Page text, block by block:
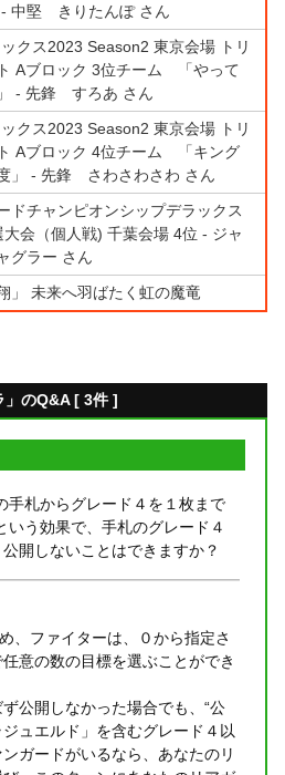
- 中堅 きりたんぽ さん
クス2023 Season2 東京会場 トリ
Aブロック 3位チーム 「やって
- 先鋒 すろあ さん
クス2023 Season2 東京会場 トリ
Aブロック 4位チーム 「キング
」 - 先鋒 さわさわさわ さん
ドチャンピオンシップデラックス
大会（個人戦) 千葉会場 4位 - ジャ
グラー さん
」 未来へ羽ばたく虹の魔竜
」のQ&A [ 3件 ]
手札からグレード４を１枚まで
いう効果で、手札のグレード４
開しないことはできますか？
、ファイターは、０から指定さ
意の数の目標を選ぶことができ
公開しなかった場合でも、“公
ュエルド」を含むグレード４以
ンガードがいるなら、あなたのリ